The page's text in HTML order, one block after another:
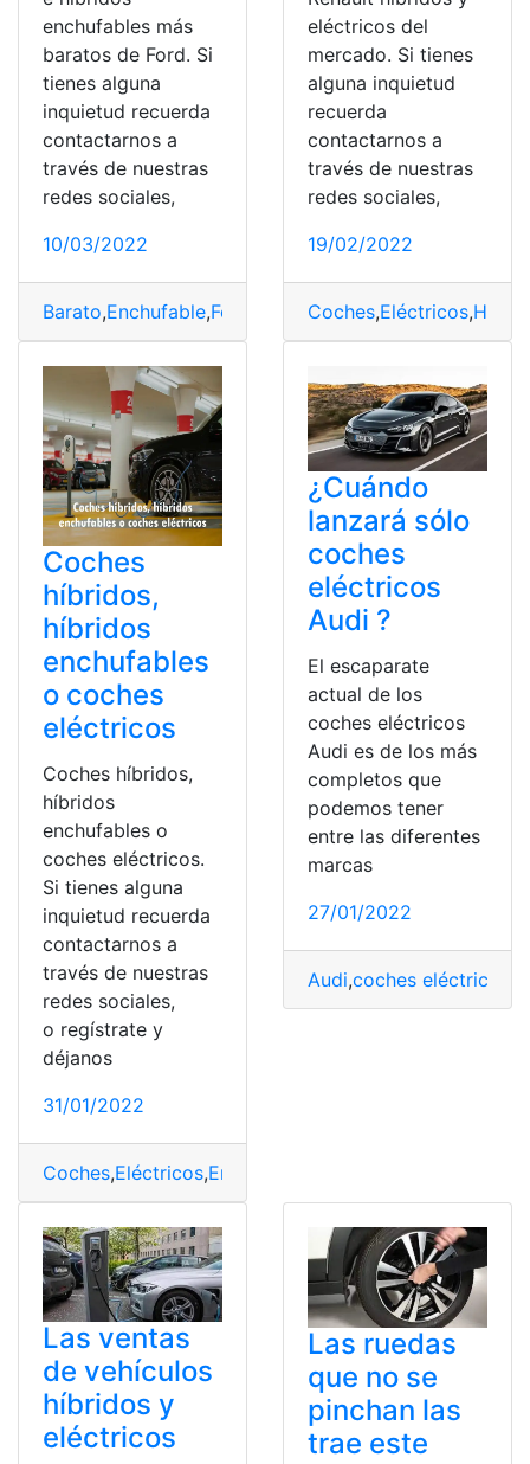
enchufables más
baratos de Ford. Si
tienes alguna
inquietud recuerda
contactarnos a
través de nuestras
redes sociales,
10/03/2022
Barato,Enchufable,Ford Híbridos,Plan Moves
eléctricos del
mercado. Si tienes
alguna inquietud
recuerda
contactarnos a
través de nuestras
redes sociales,
19/02/2022
Coches,Eléctricos,
Coches
híbridos,
híbridos
enchufables
o coches
eléctricos
Coches híbridos,
híbridos
enchufables o
coches eléctricos.
Si tienes alguna
inquietud recuerda
contactarnos a
través de nuestras
redes sociales,
o regístrate y
déjanos
31/01/2022
Coches,Eléctricos,Enchufable
¿Cuándo
lanzará sólo
coches
eléctricos
Audi ?
El escaparate
actual de los
coches eléctricos
Audi es de los más
completos que
podemos tener
entre las diferentes
marcas
27/01/2022
Audi,coches eléctricos
Las ventas
de vehículos
híbridos y
eléctricos
Las ruedas
que no se
pinchan las
trae este